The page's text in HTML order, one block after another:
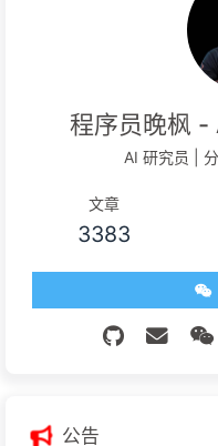
JetBrains全家桶永久免
费
PyCharm 可以
2026 Python IDE 编辑